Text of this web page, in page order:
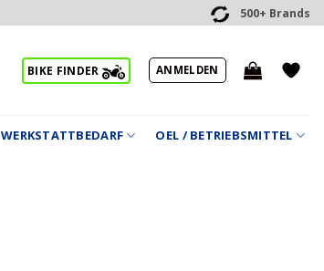
500+ Brands
BIKE FINDER ANMELDEN
WERKSTATTBEDARF OEL / BETRIEBSMITTEL